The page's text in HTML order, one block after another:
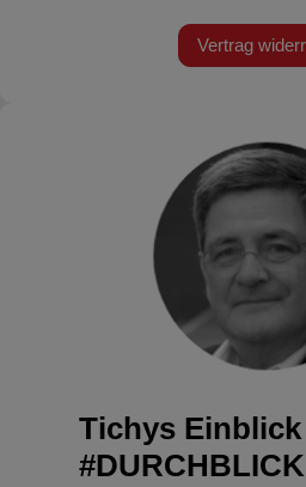
Vertrag
Tichys